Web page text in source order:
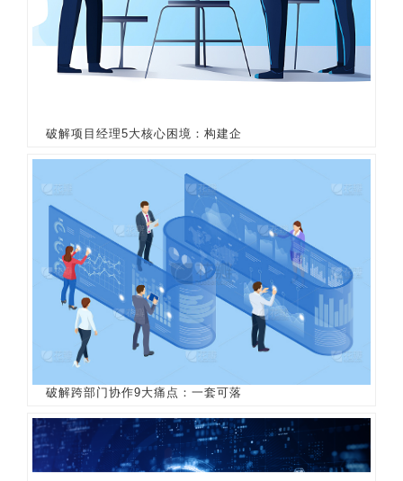
破解项目经理5大核心困境：构建企
破解跨部门协作9大痛点：一套可落